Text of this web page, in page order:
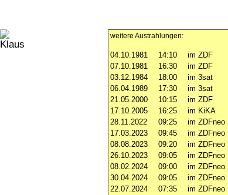
weitere Austrahlungen:
04.10.1981 14:10
im ZDF
07.10.1981
16:30
im ZDF
03.12.1984
18:00
im 3sat
06.04.1989
17:30
im 3sat
21.05.2000
10:15
im ZDF
17.10.2005
16:25
im KiKA
28.11.2022
09:25
im ZDFneo
17.03.2023
09:45
im ZDFneo
08.08.2023
09:20
im ZDFneo
26.10.2023
09:05
im ZDFneo
08.02.2024
09:00
im ZDFneo
30.04.2024
09:05
im ZDFneo
22.07.2024
07:35
im ZDFneo